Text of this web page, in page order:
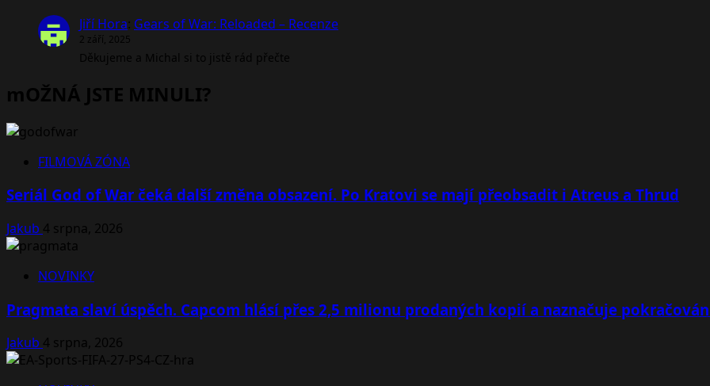
Jiří Hora: Gears of War: Reloaded – Recenze
2 září, 2025
Děkujeme a Michal si to jistě rád přečte
mOŽNÁ JSTE MINULI?
FILMOVÁ ZÓNA
Seriál God of War čeká další změna obsazení. Po Kratovi se mají přeobsadit i Atreus a Thrud
Jakub 4 srpna, 2026
NOVINKY
Pragmata slaví úspěch. Capcom hlásí přes 2,5 milionu prodaných kopií a naznačuje
Jakub 4 srpna, 2026